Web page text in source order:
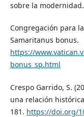
sobre la
Congregación para
Samaritanus bonus.
https://
bonus_sp.html
Crespo Garrido, S.
una relación
181. https://doi.org/